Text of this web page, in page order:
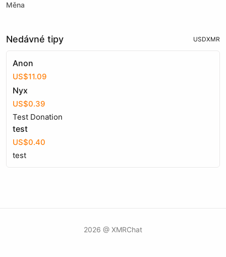
Měna
Nedávné tipy USDXMR
Anon
US$11.09
Nyx
US$0.39
Test Donation
test
US$0.40
test
2026 @ XMRChat